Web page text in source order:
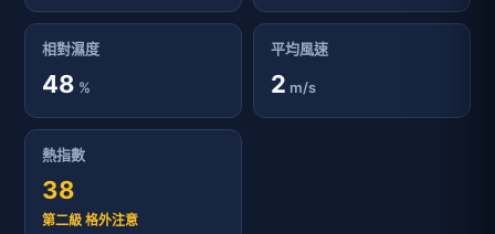
相對濕度
48 %
平均風速
2 m/s
熱指數
38
第二級 格外注意